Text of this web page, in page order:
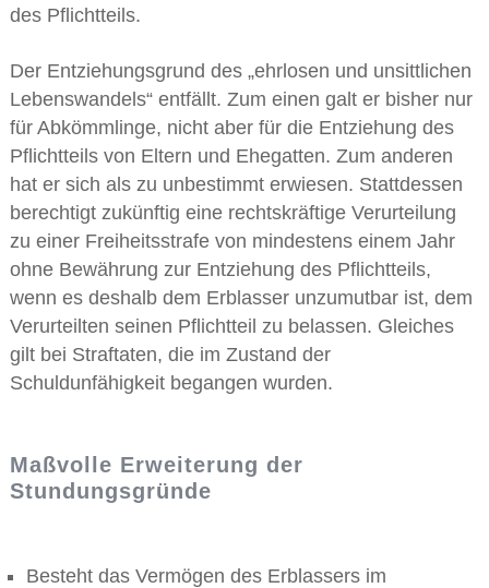
des Pflichtteils.
Der Entziehungsgrund des „ehrlosen und unsittlichen
Lebenswandels“ entfällt. Zum einen galt er bisher nur
für Abkömmlinge, nicht aber für die Entziehung des
Pflichtteils von Eltern und Ehegatten. Zum anderen
hat er sich als zu unbestimmt erwiesen. Stattdessen
berechtigt zukünftig eine rechtskräftige Verurteilung
zu einer Freiheitsstrafe von mindestens einem Jahr
ohne Bewährung zur Entziehung des Pflichtteils,
wenn es deshalb dem Erblasser unzumutbar ist, dem
Verurteilten seinen Pflichtteil zu belassen. Gleiches
gilt bei Straftaten, die im Zustand der
Schuldunfähigkeit begangen wurden.
Maßvolle Erweiterung der
Stundungsgründe
Besteht das Vermögen des Erblassers im